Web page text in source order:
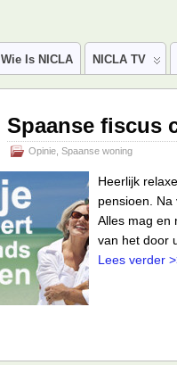
Wie Is NICLA NICLA TV
Spaanse fiscus
Opinie Spaanse woning
Heerlijk
pensioen. Na
Alles mag en
van het door
Lees verder